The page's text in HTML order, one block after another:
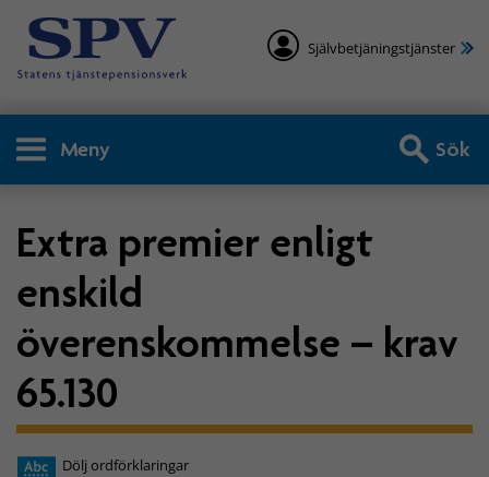
Självbetjäningstjänster
Meny Sök
Extra premier enligt
enskild
överenskommelse – krav
65.130
Dölj ordförklaringar